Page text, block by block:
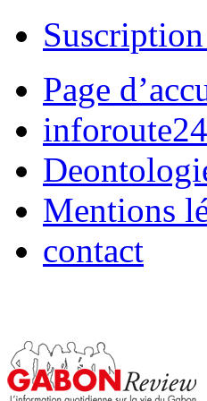
Page
Mentions
contact